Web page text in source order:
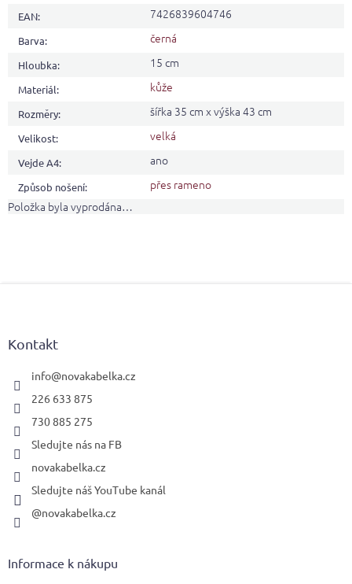
EAN: 7426839604746
Barva: černá
Hloubka: 15 cm
Materiál: kůže
Rozměry: šířka 35 cm x výška 43 cm
Velikost: velká
Vejde A4: ano
Způsob nošení:
přes rameno
Položka byla vyprodána…
Kontakt
info@novakabelka.cz
226 633 875
730 885 275
Sledujte nás na FB
novakabelka.cz
Sledujte náš YouTube kanál
@novakabelka.cz
Informace k nákupu